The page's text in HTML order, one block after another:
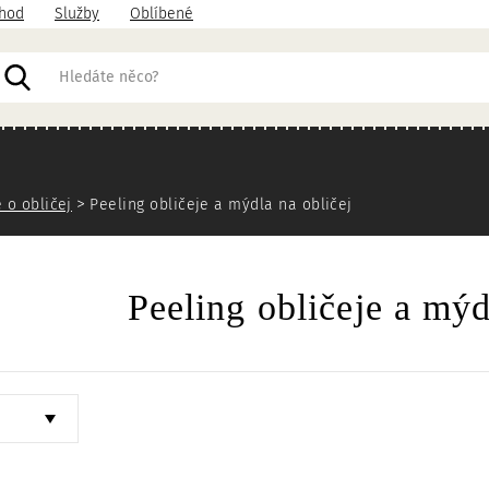
Služby Oblíbené
o obličej Peeling obličeje a mýdla na obličej
Peeling obličeje a